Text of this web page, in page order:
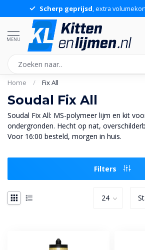
Scherp geprijsd, extra
MENU
Home / Fix All
Soudal Fix All
Soudal Fix All: MS-polymeer lijm en kit
ondergronden. Hecht op nat,
Voor 16:00 besteld, morgen in huis.
Filters